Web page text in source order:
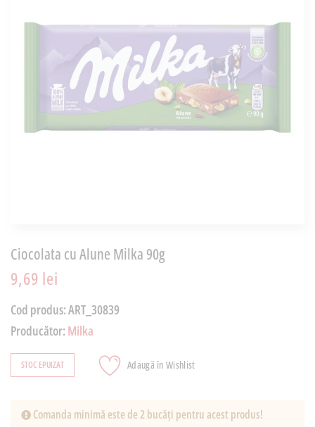
Ciocolata cu Alune Milka 90g
9,69 lei
Cod produs:ART_30839
Producător: Milka
STOC EPUIZAT Adaugă în Wishlist
Comanda minimă este de 2 bucăți pentru acest produs!